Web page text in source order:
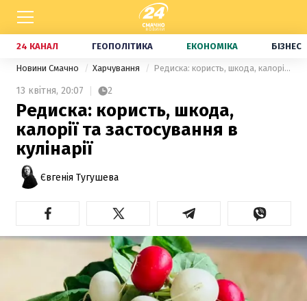
24 КАНАЛ ГЕОПОЛІТИКА ЕКОНОМІКА БІЗНЕС
Новини Смачно Харчування Редиска: користь, шкода, калорії та застосування в кулінарії
13 квітня, 20:07 2
Редиска: користь, шкода,
калорії та застосування в
кулінарії
Євгенія Тугушева